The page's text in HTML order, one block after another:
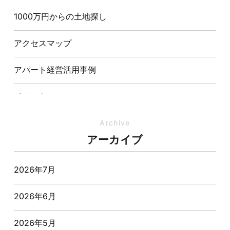
【埼玉県経営品質知事賞】大野知事へ受賞のご報告と
表敬訪問を行いました
1000万円からの土地探し
アクセスマップ
アパート経営活用事例
イベント
オーナー様からの質問
おすすめ物件
お客様インタビュー
Archive
アーカイブ
2026年7月
2026年6月
2026年5月